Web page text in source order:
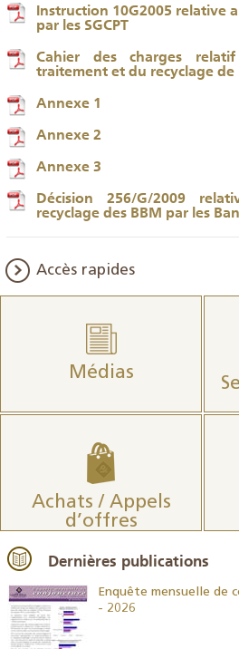
Instruction 10G2005 relative
par les SGCPT
Cahier des charges
traitement et du recyclage de
Annexe 1
Annexe 2
Annexe 3
Décision 256/G/2009
recyclage des BBM par les
Accès rapides
Médias
Achats / Appels
d’offres
Dernières publications
Enquête mensuelle de
- 2026